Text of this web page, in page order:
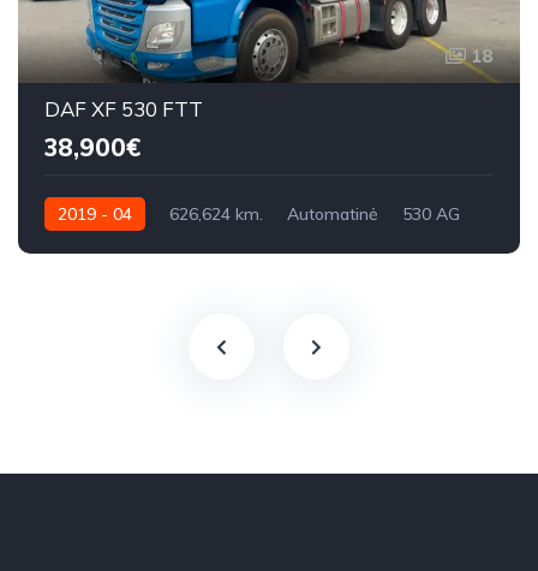
18
DAF XF 530 FTT
38,900€
2019 - 04 626,624 km. Automatinė 530 AG